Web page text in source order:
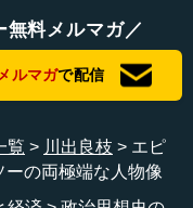
た人でした。それゆ
写した作品なども残
の夢想』という作品
ロマンチックなとこ
無料メルマガ／
ルマガで配信
覧 川出良枝
エピ
ーの両極端な人物像